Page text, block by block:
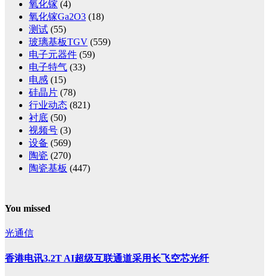
氧化镓 (4)
氧化镓Ga2O3 (18)
测试 (55)
玻璃基板TGV (559)
电子元器件 (59)
电子特气 (33)
电感 (15)
硅晶片 (78)
行业动态 (821)
衬底 (50)
视频号 (3)
设备 (569)
陶瓷 (270)
陶瓷基板 (447)
You missed
光通信
香港电讯3.2T AI超级互联通道采用长飞空芯光纤